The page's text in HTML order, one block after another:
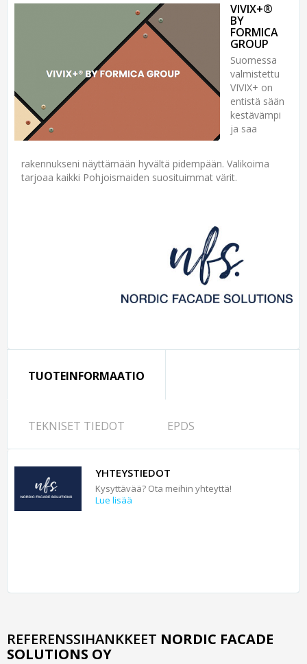
VIVIX+®
BY
FORMICA
GROUP
Suomessa
valmistettu
VIVIX+ on
entistä sään
kestävämpi
ja saa
rakennukseni näyttämään hyvältä pidempään. Valikoima
tarjoaa kaikki Pohjoismaiden suosituimmat värit.
TUOTEINFORMAATIO
TEKNISET TIEDOT EPDS
YHTEYSTIEDOT
Kysyttävää? Ota meihin yhteyttä!
Lue lisää
REFERENSSIHANKKEET NORDIC FACADE
SOLUTIONS OY